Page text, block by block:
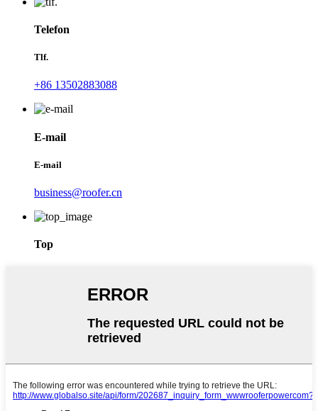
Telefon
Tlf.
+86 13502883088
E-mail
E-mail
business@roofer.cn
Top